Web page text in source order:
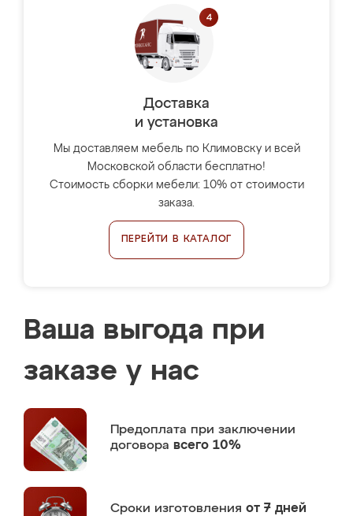
Доставка
и установка
Мы доставляем мебель по Климовску и всей
Московской области бесплатно!
Стоимость сборки мебели: 10% от стоимости
заказа.
ПЕРЕЙТИ В КАТАЛОГ
Ваша выгода при
заказе у нас
Предоплата при заключении
договора всего 10%
Сроки изготовления от 7 дней